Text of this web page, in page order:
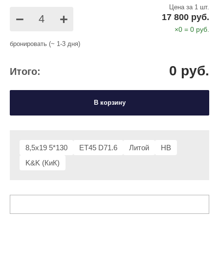
8,5x19 5*130 ET45 D71.6 Литой
HB
K&K (КиК)
− +
Цена за 1 шт.
17 800 руб.
×0 = 0 руб.
бронировать (~ 1-3 дня)
Итого: 0 руб.
В корзину